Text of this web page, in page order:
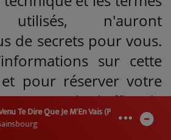
Dire Que Je M'En Vais (Prise Complète)
utilisés, n'auront
de secrets pour vous.
sur cette
pour réserver votre
appeler l’office de
Néris-les-Bains au